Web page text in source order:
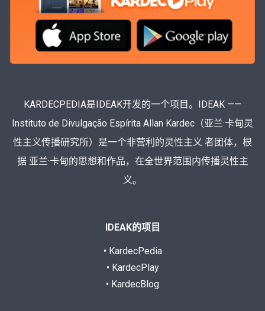
KARDECPEDIA是IDEAK开发的一个项目。IDEAK ——
Instituto de Divulgação Espírita Allan Kardec（亚兰·卡甸灵
性主义传播研究所）是一个非营利的灵性主义 者团体，根
据 亚兰·卡甸的思想和作品，在全世界范围内传播灵性主
义。
IDEAK的项目
• KardecPedia
• KardecPlay
• KardecBlog